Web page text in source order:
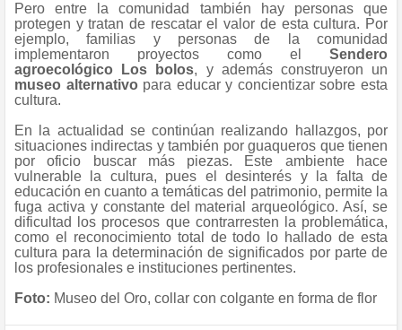
Pero entre la comunidad también hay personas que
protegen y tratan de rescatar el valor de esta cultura. Por
ejemplo, familias y personas de la comunidad
implementaron proyectos como el Sendero
agroecológico Los bolos, y además construyeron un
museo alternativo para educar y concientizar sobre esta
cultura.
En la actualidad se continúan realizando hallazgos, por
situaciones indirectas y también por guaqueros que tienen
por oficio buscar más piezas. Este ambiente hace
vulnerable la cultura, pues el desinterés y la falta de
educación en cuanto a temáticas del patrimonio, permite la
fuga activa y constante del material arqueológico. Así, se
dificultad los procesos que contrarresten la problemática,
como el reconocimiento total de todo lo hallado de esta
cultura para la determinación de significados por parte de
los profesionales e instituciones pertinentes.
Foto: Museo del Oro, collar con colgante en forma de flor